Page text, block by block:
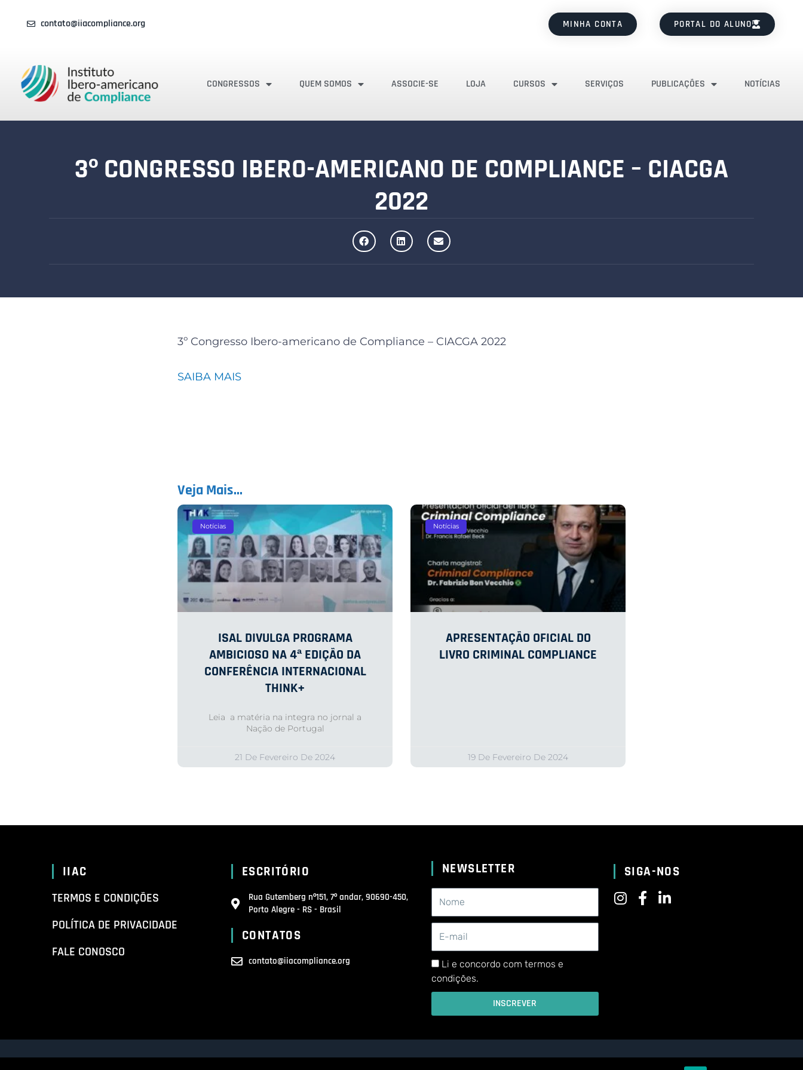
contato@iiacompliance.org MINHA CONTA PORTAL DO ALUNO
CONGRESSOS QUEM SOMOS ASSOCIE-SE LOJA CURSOS SERVIÇOS PUBLICAÇÕES NOTÍCIAS
3º CONGRESSO IBERO-AMERICANO DE COMPLIANCE – CIACGA
2022
3º Congresso Ibero-americano de Compliance – CIACGA 2022
SAIBA MAIS
Veja Mais...
Notícias
ISAL DIVULGA PROGRAMA
AMBICIOSO NA 4ª EDIÇÃO DA
CONFERÊNCIA INTERNACIONAL
THINK+
Leia a matéria na integra no jornal a
Nação de Portugal
21 De Fevereiro De 2024
Notícias
APRESENTAÇÃO OFICIAL DO
LIVRO CRIMINAL COMPLIANCE
19 De Fevereiro De 2024
IIAC
TERMOS E CONDIÇÕES
POLÍTICA DE PRIVACIDADE
FALE CONOSCO
ESCRITÓRIO
Rua Gutemberg nº151, 7º andar, 90690-450,
Porto Alegre - RS - Brasil
CONTATOS
contato@iiacompliance.org
NEWSLETTER
Li e concordo com termos e
condições.
INSCREVER
SIGA-NOS